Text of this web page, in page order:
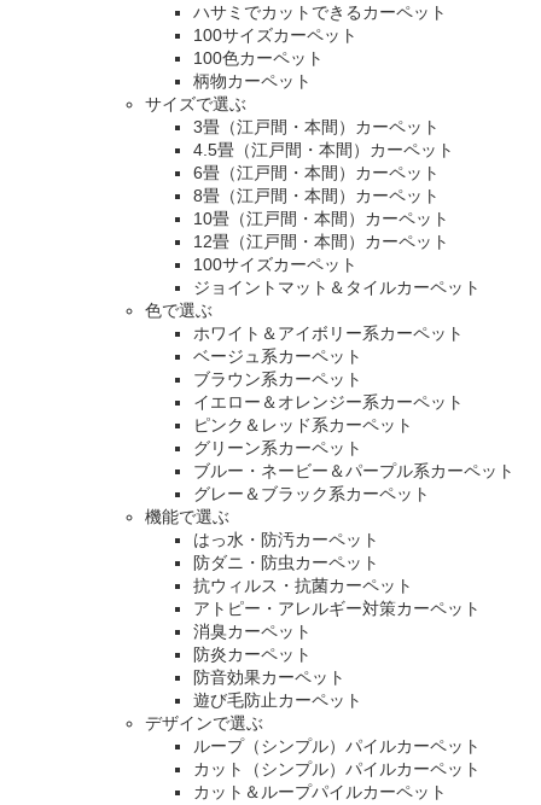
ハサミでカットできるカーペット
100サイズカーペット
100色カーペット
柄物カーペット
サイズで選ぶ
3畳（江戸間・本間）カーペット
4.5畳（江戸間・本間）カーペット
6畳（江戸間・本間）カーペット
8畳（江戸間・本間）カーペット
10畳（江戸間・本間）カーペット
12畳（江戸間・本間）カーペット
100サイズカーペット
ジョイントマット＆タイルカーペット
色で選ぶ
ホワイト＆アイボリー系カーペット
ベージュ系カーペット
ブラウン系カーペット
イエロー＆オレンジー系カーペット
ピンク＆レッド系カーペット
グリーン系カーペット
ブルー・ネービー＆パープル系カーペット
グレー＆ブラック系カーペット
機能で選ぶ
はっ水・防汚カーペット
防ダニ・防虫カーペット
抗ウィルス・抗菌カーペット
アトピー・アレルギー対策カーペット
消臭カーペット
防炎カーペット
防音効果カーペット
遊び毛防止カーペット
デザインで選ぶ
ループ（シンプル）パイルカーペット
カット（シンプル）パイルカーペット
カット＆ループパイルカーペット